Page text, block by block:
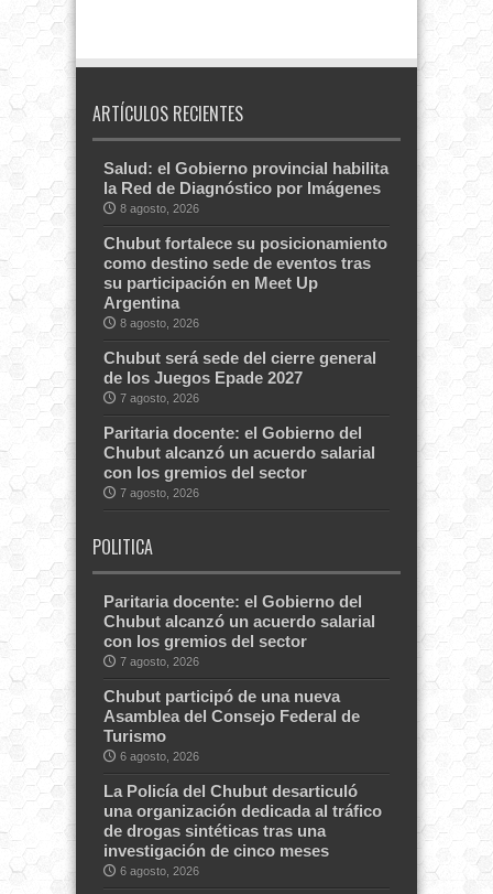
ARTÍCULOS RECIENTES
Salud: el Gobierno provincial habilita
la Red de Diagnóstico por Imágenes
8 agosto, 2026
Chubut fortalece su posicionamiento
como destino sede de eventos tras
su participación en Meet Up
Argentina
8 agosto, 2026
Chubut será sede del cierre general
de los Juegos Epade 2027
7 agosto, 2026
Paritaria docente: el Gobierno del
Chubut alcanzó un acuerdo salarial
con los gremios del sector
7 agosto, 2026
POLITICA
Paritaria docente: el Gobierno del
Chubut alcanzó un acuerdo salarial
con los gremios del sector
7 agosto, 2026
Chubut participó de una nueva
Asamblea del Consejo Federal de
Turismo
6 agosto, 2026
La Policía del Chubut desarticuló
una organización dedicada al tráfico
de drogas sintéticas tras una
investigación de cinco meses
6 agosto, 2026